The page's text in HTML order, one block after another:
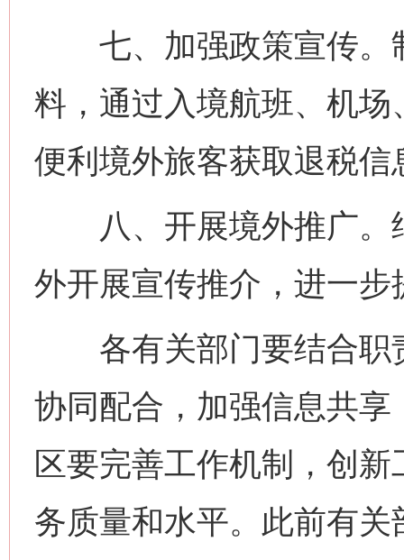
七、加强政策宣传。
料，通过入境航班、机
便利境外旅客获取退税信
八、开展境外推广。
外开展宣传推介，进一
各有关部门要结合职
协同配合，加强信息共
区要完善工作机制，创
务质量和水平。此前有